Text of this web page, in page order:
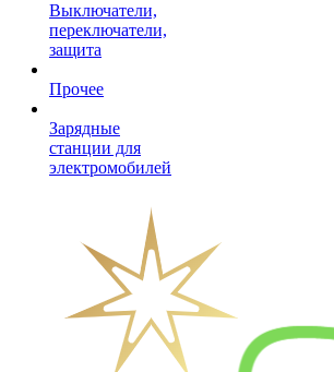
Выключатели,
переключатели,
защита
Прочее
Зарядные
станции для
электромобилей